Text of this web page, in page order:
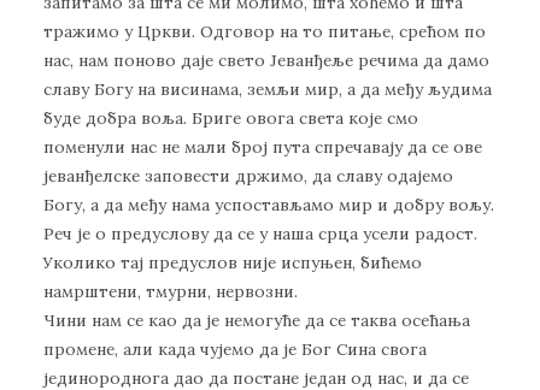
тражимо у Цркви. Одговор на то питање, срећом по
нас, нам поново даје свето Јеванђеље речима да дамо
славу Богу на висинама, земљи мир, а да међу људима
буде добра воља. Бриге овога света које смо
поменули нас не мали број пута спречавају да се ове
јеванђелске заповести држимо, да славу одајемо
Богу, а да међу нама успостављамо мир и добру вољу.
Реч је о предуслову да се у наша срца усели радост.
Уколико тај предуслов није испуњен, бићемо
намрштени, тмурни, нервозни.
Чини нам се као да је немогуће да се таква осећања
промене, али када чујемо да је Бог Сина свога
јединороднога дао да постане један од нас, и да се